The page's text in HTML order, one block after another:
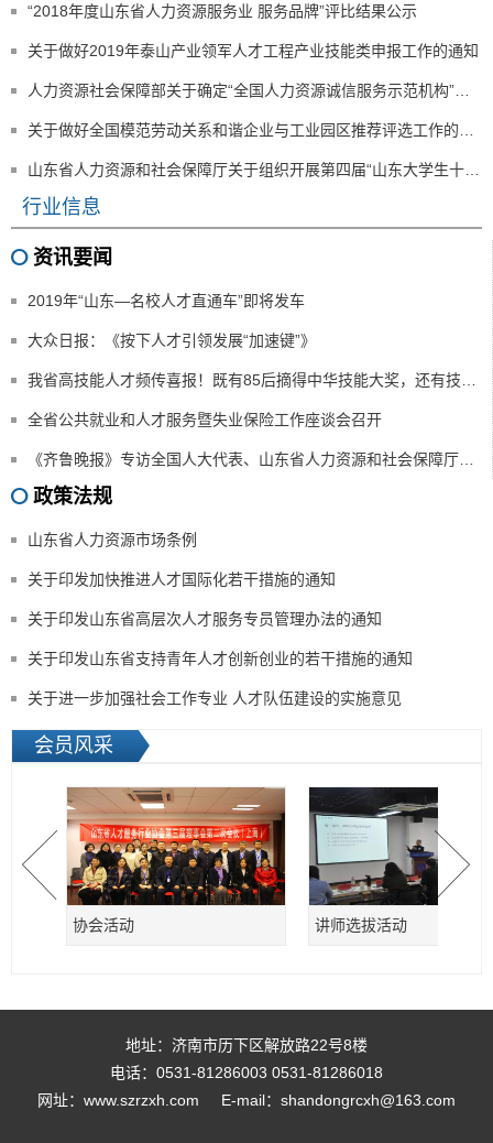
“2018年度山东省人力资源服务业 服务品牌”评比结果公示
关于做好2019年泰山产业领军人才工程产业技能类申报工作的通知
行业信息
资讯要闻
2019年“山东—名校人才直通车”即将发车
大众日报：《按下人才引领发展“加速键”》
全省公共就业和人才服务暨失业保险工作座谈会召开
政策法规
山东省人力资源市场条例
关于印发加快推进人才国际化若干措施的通知
关于印发山东省高层次人才服务专员管理办法的通知
关于印发山东省支持青年人才创新创业的若干措施的通知
关于进一步加强社会工作专业 人才队伍建设的实施意见
会员风采
协会活动 讲师选拔活动
地址：济南市历下区解放路22号8楼
电话：0531-81286003 0531-81286018
网址：www.szrzxh.com
E-mail：shandongrcxh@163.com